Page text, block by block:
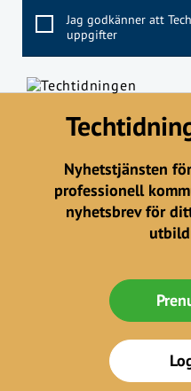
Jag godkänner att
uppgifter
Nyhetstjänsten
professionell
nyhetsbrev för